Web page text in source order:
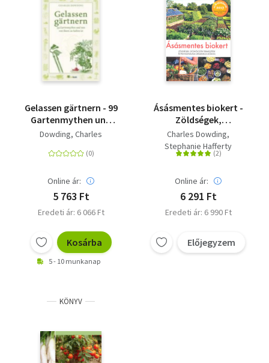
Gelassen gärtnern - 99
Gartenmythen und
was von ihnen zu
Dowding, Charles
Online ár:
5 763 Ft
Eredeti ár: 6 066 Ft
Kosárba
5 - 10 munkanap
Ásásmentes biokert -
Zöldségek,
gyümölcsök
termesztése és
felhasználása
Charles Dowding
Stephanie Hafferty
Online ár:
6 291 Ft
Eredeti ár: 6 990 Ft
Előjegyzem
KÖNYV